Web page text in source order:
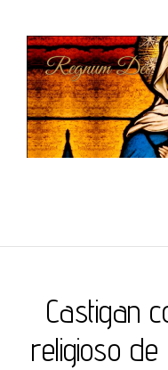
Castigan
religioso